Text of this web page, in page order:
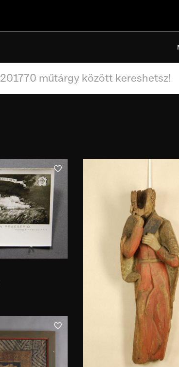
Használat ideje
Használat helye
használat helye
szerző, készítő
Kulcsszó
kulcsszó